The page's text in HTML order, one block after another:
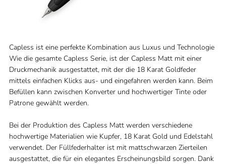
Capless ist eine perfekte Kombination aus Luxus und Technologie
Wie die gesamte Capless Serie, ist der Capless Matt mit einer
Druckmechanik ausgestattet, mit der die 18 Karat Goldfeder
mittels einfachen Klicks aus- und eingefahren werden kann. Beim
Befüllen kann zwischen Konverter und hochwertiger Tinte oder
Patrone gewählt werden.
Bei der Produktion des Capless Matt werden verschiedene
hochwertige Materialien wie Kupfer, 18 Karat Gold und Edelstahl
verwendet. Der Füllfederhalter ist mit mattschwarzen Zierteilen
ausgestattet, die für ein elegantes Erscheinungsbild sorgen. Dank